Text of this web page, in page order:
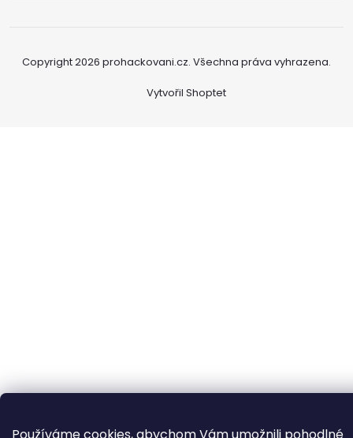
Vytvořil Shoptet
Copyright 2026 prohackovani.cz. Všechna práva vyhrazena.